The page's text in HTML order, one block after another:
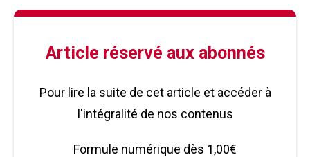
Article réservé aux abonnés
Pour lire la suite de cet article et accéder à
l'intégralité de nos contenus
Formule numérique dès 1,00€